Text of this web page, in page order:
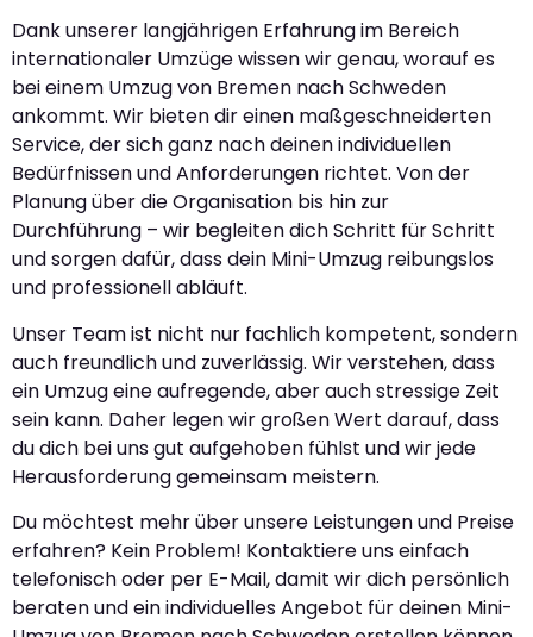
Dank unserer langjährigen Erfahrung im Bereich
internationaler Umzüge wissen wir genau, worauf es
bei einem Umzug von Bremen nach Schweden
ankommt. Wir bieten dir einen maßgeschneiderten
Service, der sich ganz nach deinen individuellen
Bedürfnissen und Anforderungen richtet. Von der
Planung über die Organisation bis hin zur
Durchführung – wir begleiten dich Schritt für Schritt
und sorgen dafür, dass dein Mini-Umzug reibungslos
und professionell abläuft.
Unser Team ist nicht nur fachlich kompetent, sondern
auch freundlich und zuverlässig. Wir verstehen, dass
ein Umzug eine aufregende, aber auch stressige Zeit
sein kann. Daher legen wir großen Wert darauf, dass
du dich bei uns gut aufgehoben fühlst und wir jede
Herausforderung gemeinsam meistern.
Du möchtest mehr über unsere Leistungen und Preise
erfahren? Kein Problem! Kontaktiere uns einfach
telefonisch oder per E-Mail, damit wir dich persönlich
beraten und ein individuelles Angebot für deinen Mini-